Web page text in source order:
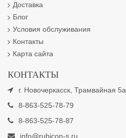
Доставка
Блог
Условия обслуживания
Контакты
Карта сайта
КОНТАКТЫ
г. Новочеркасск, Трамвайная 5а
8-863-525-78-79
8-863-525-78-87
info@rubicon-s.ru